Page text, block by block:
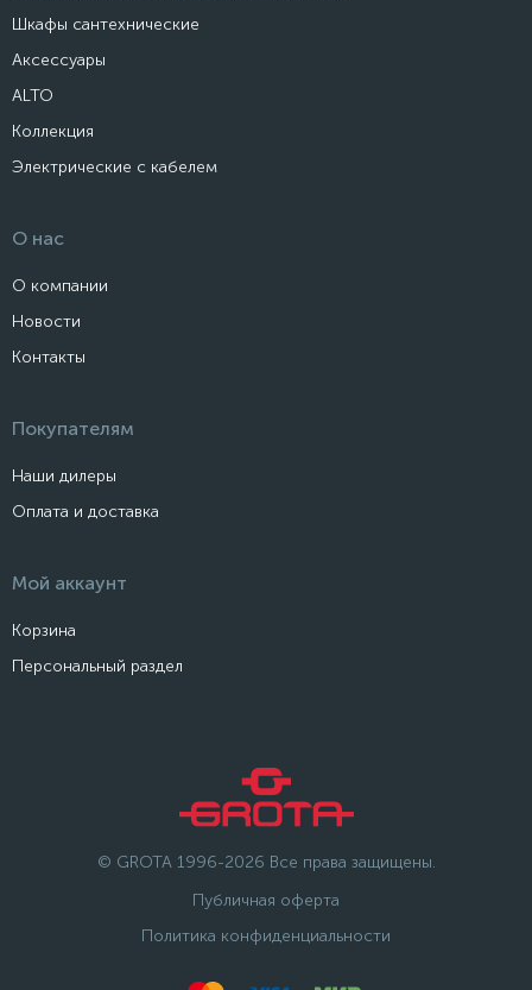
Шкафы сантехнические
Аксессуары
ALTO
Коллекция
Электрические с кабелем
О нас
О компании
Новости
Контакты
Покупателям
Наши дилеры
Оплата и доставка
Мой аккаунт
Корзина
Персональный раздел
© GROTA 1996-2026 Все права защищены.
Публичная оферта
Политика конфиденциальности